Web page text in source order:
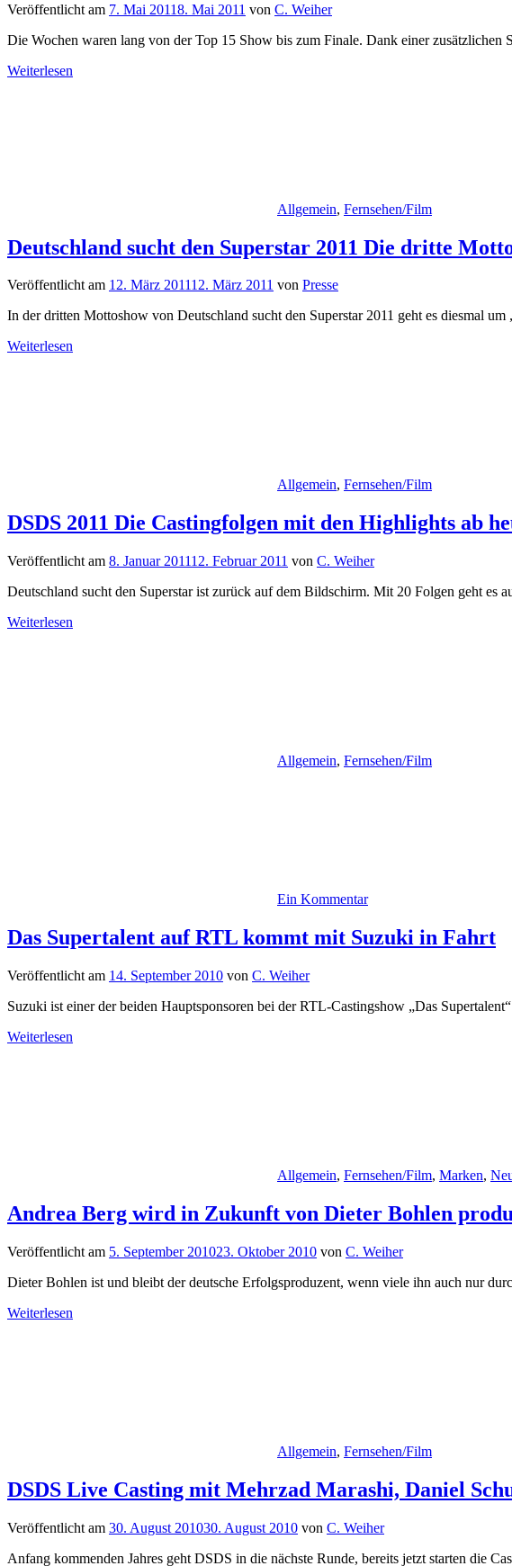
Veröffentlicht am 7. Mai 20118. Mai 2011 von C. Weiher
Die Wochen waren lang von der Top 15 Show bis zum Finale. Dank einer zusätzlichen
Weiterlesen
Allgemein, Fernsehen/Film
Deutschland sucht den Superstar 2011 Die dritte
Veröffentlicht am 12. März 201112. März 2011 von Presse
In der dritten Mottoshow von Deutschland sucht den Superstar 2011 geht es diesmal
Weiterlesen
Allgemein, Fernsehen/Film
DSDS 2011 Die Castingfolgen mit den Highlights ab
Veröffentlicht am 8. Januar 201112. Februar 2011 von C. Weiher
Deutschland sucht den Superstar ist zurück auf dem Bildschirm. Mit 20 Folgen geht es
Weiterlesen
Allgemein, Fernsehen/Film
Ein Kommentar
Das Supertalent auf RTL kommt mit Suzuki in Fahrt
Veröffentlicht am 14. September 2010 von C. Weiher
Suzuki ist einer der beiden Hauptsponsoren bei der RTL-Castingshow „Das
Weiterlesen
Allgemein, Fernsehen/Film, Marken,
Andrea Berg wird in Zukunft von Dieter Bohlen
Veröffentlicht am 5. September 201023. Oktober 2010 von C. Weiher
Dieter Bohlen ist und bleibt der deutsche Erfolgsproduzent, wenn viele ihn auch nur
Weiterlesen
Allgemein, Fernsehen/Film
DSDS Live Casting mit Mehrzad Marashi, Daniel
Veröffentlicht am 30. August 201030. August 2010 von C. Weiher
Anfang kommenden Jahres geht DSDS in die nächste Runde, bereits jetzt starten die